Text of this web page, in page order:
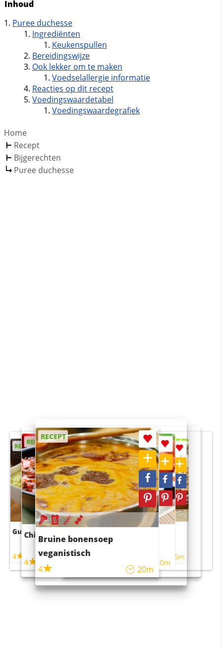
Inhoud
Puree duchesse
Ingrediënten
Keukenspullen
Bereidingswijze
Ook lekker om te maken
Voedselallergie informatie
Reacties op dit recept
Voedingswaardetabel
Voedingswaardegrafiek
Home
Recept
Bijgerechten
Puree duchesse
RECEPT
Guacamole
4
RECEPT
Chili con carne
4 45m
RECEPT
Bruine bonensoep
veganistisch
4
20m
RECEPT
Sushi rijstsalade
maaltijdsalade
40m
RECEPT
4 55m